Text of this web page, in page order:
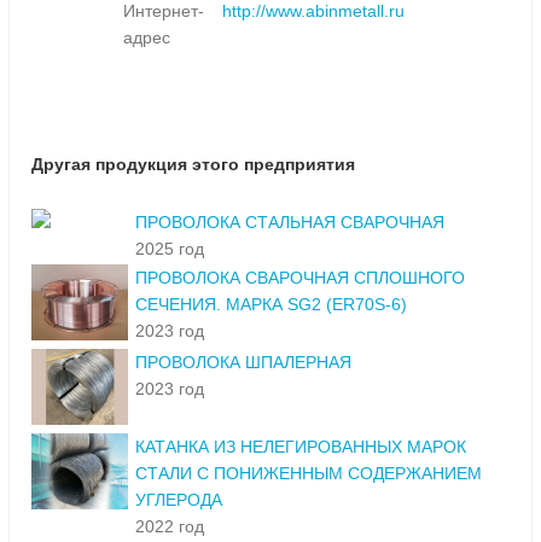
Интернет-
адрес
http://www.abinmetall.ru
Другая продукция этого предприятия
ПРОВОЛОКА СТАЛЬНАЯ СВАРОЧНАЯ
2025 год
ПРОВОЛОКА СВАРОЧНАЯ СПЛОШНОГО
СЕЧЕНИЯ. МАРКА SG2 (ER70S-6)
2023 год
ПРОВОЛОКА ШПАЛЕРНАЯ
2023 год
КАТАНКА ИЗ НЕЛЕГИРОВАННЫХ МАРОК
СТАЛИ С ПОНИЖЕННЫМ СОДЕРЖАНИЕМ
УГЛЕРОДА
2022 год